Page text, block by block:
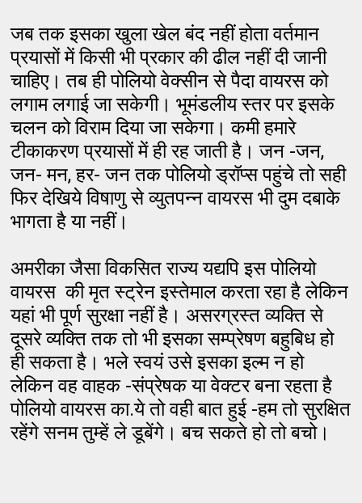
जब तक इसका खुला खेल बंद नहीं होता वर्तमान
प्रयासों में किसी भी प्रकार की ढील नहीं दी जानी
चाहिए। तब ही पोलियो वेक्सीन से पैदा वायरस को
लगाम लगाई जा सकेगी। भूमंडलीय स्तर पर इसके
चलन को विराम दिया जा सकेगा। कमी हमारे
टीकाकरण प्रयासों में ही रह जाती है। जन -जन,
जन- मन, हर- जन तक पोलियो ड्रॉप्स पहुंचे तो सही
फिर देखिये विषाणु से व्युतपन्न वायरस भी दुम दबाके
भागता है या नहीं।
अमरीका जैसा विकसित राज्य यद्यपि इस पोलियो
वायरस की मृत स्ट्रेन इस्तेमाल करता रहा है लेकिन
यहां भी पूर्ण सुरक्षा नहीं है। असरग्रस्त व्यक्ति से
दूसरे व्यक्ति तक तो भी इसका सम्प्रेषण बहुबिध हो
ही सकता है। भले स्वयं उसे इसका इल्म न हो
लेकिन वह वाहक -संप्रेषक या वेक्टर बना रहता है
पोलियो वायरस का.ये तो वही बात हुई -हम तो सुरक्षित
रहेंगे सनम तुम्हें ले डूबेंगे। बच सकते हो तो बचो।